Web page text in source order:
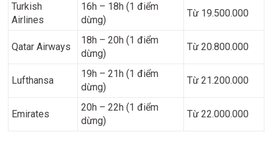
Turkish
Airlines
16h – 18h (1 điểm
dừng)
Từ 19.500.000
Qatar Airways
18h – 20h (1 điểm
dừng)
Từ 20.800.000
Lufthansa
19h – 21h (1 điểm
dừng)
Từ 21.200.000
Emirates
20h – 22h (1 điểm
dừng)
Từ 22.000.000